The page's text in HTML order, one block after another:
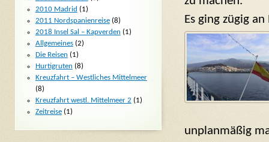
Es ging zügig
unplanmäßig
2010 Madrid (1)
2011 Nordspanienreise(8)
2018 Insel Sal – Kapverden (1)
Allgemeines(2)
Die Reisen (1)
Hurtigruten (8)
Kreuzfahrt – Westliches Mittelmeer
(8)
Kreuzfahrt westl. Mittelmeer 2 (1)
Zeitreise(1)